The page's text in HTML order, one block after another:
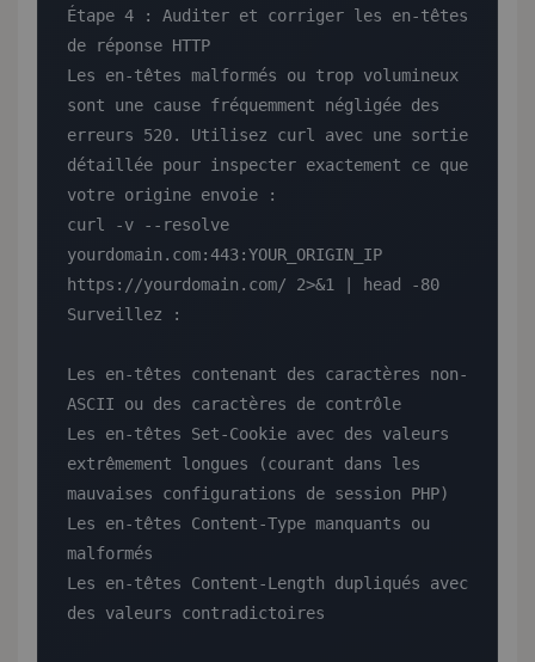
Étape 4 : Auditer et corriger les en-têtes
de réponse HTTP
Les en-têtes malformés ou trop volumineux
sont une cause fréquemment négligée des
erreurs 520. Utilisez curl avec une sortie
détaillée pour inspecter exactement ce que
votre origine envoie :
curl -v --resolve
yourdomain.com:443:YOUR_ORIGIN_IP
https://yourdomain.com/ 2>&1 | head -80
Surveillez :
Les en-têtes contenant des caractères non-
ASCII ou des caractères de contrôle
Les en-têtes Set-Cookie avec des valeurs
extrêmement longues (courant dans les
mauvaises configurations de session PHP)
Les en-têtes Content-Type manquants ou
malformés
Les en-têtes Content-Length dupliqués avec
des valeurs contradictoires